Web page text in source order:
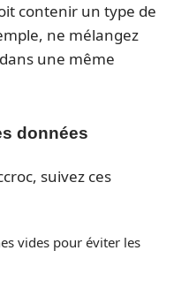
contenir un type de
ne mélangez
une même
données
suivez ces
vides pour éviter les